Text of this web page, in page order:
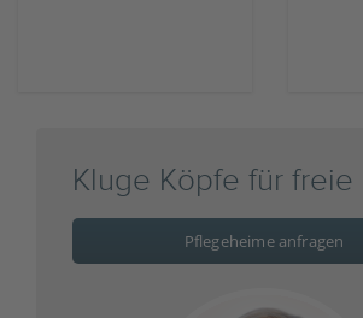
Kluge Köpfe für freie
Pflegeheime anfragen